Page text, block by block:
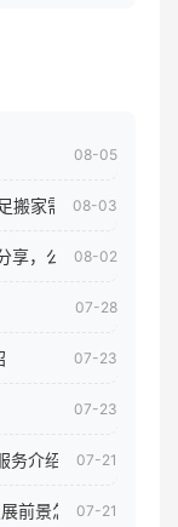
08-05
搬家需求！08-03
享，公司员工电脑核
08-02
07-28
07-23
07-23
务介绍 07-21
前景怎样07-21